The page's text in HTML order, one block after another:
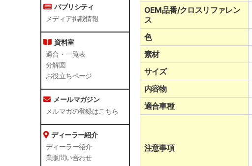
パブリシティ
メディア掲載情報
資料室
適合・一覧表
分解図
お役立ちページ
メールマガジン
メルマガの登録はこちら
ディーラー紹介
ディーラー紹介
業販問い合わせ
OEM品番/クロスリファレン
ス
色
素材
サイズ
内容物
適合車種
注意事項